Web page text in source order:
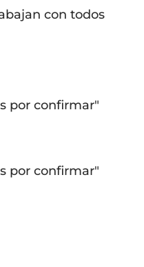
con todos
por confirmar"
por confirmar"